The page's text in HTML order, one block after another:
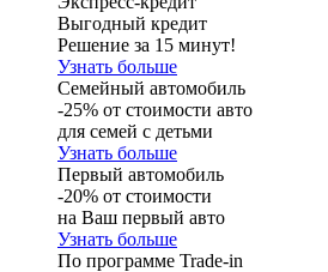
Выгодный кредит
Решение за 15 минут!
Узнать больше
Семейный автомобиль
-25% от стоимости авто
для семей с детьми
Узнать больше
Первый автомобиль
-20% от стоимости
на Ваш первый авто
Узнать больше
По программе Trade-in